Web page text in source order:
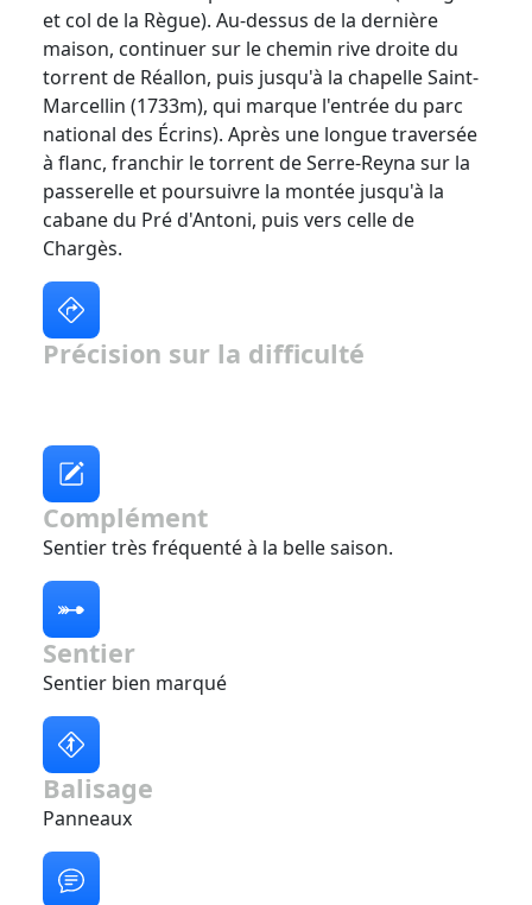
et col de la Règue). Au-dessus de la dernière
maison, continuer sur le chemin rive droite du
torrent de Réallon, puis jusqu'à la chapelle Saint-
Marcellin (1733m), qui marque l'entrée du parc
national des Écrins). Après une longue traversée
à flanc, franchir le torrent de Serre-Reyna sur la
passerelle et poursuivre la montée jusqu'à la
cabane du Pré d'Antoni, puis vers celle de
Chargès.
Précision sur la difficulté
Complément
Sentier très fréquenté à la belle saison.
Sentier
Sentier bien marqué
Balisage
Panneaux